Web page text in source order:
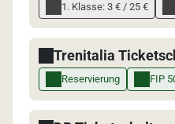
1. Klasse: 3 € / 25 €
Trenitalia
Reservierung FIP